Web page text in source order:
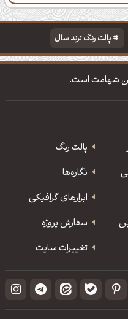
تایپوگرافی پالت‌ها
پالت رنگ ترند سال
تایپوگرافی شعر مولانا
شهامت است.
پالت رنگ
نگاره‌ها
ابزارهای گرافیکی
سفارش پروژه
تغییرات سایت